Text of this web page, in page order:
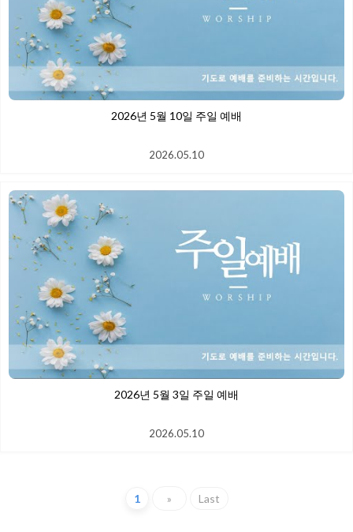
2026년 5월 10일 주일 예배
2026.05.10
2026년 5월 3일 주일 예배
2026.05.10
1 » Last